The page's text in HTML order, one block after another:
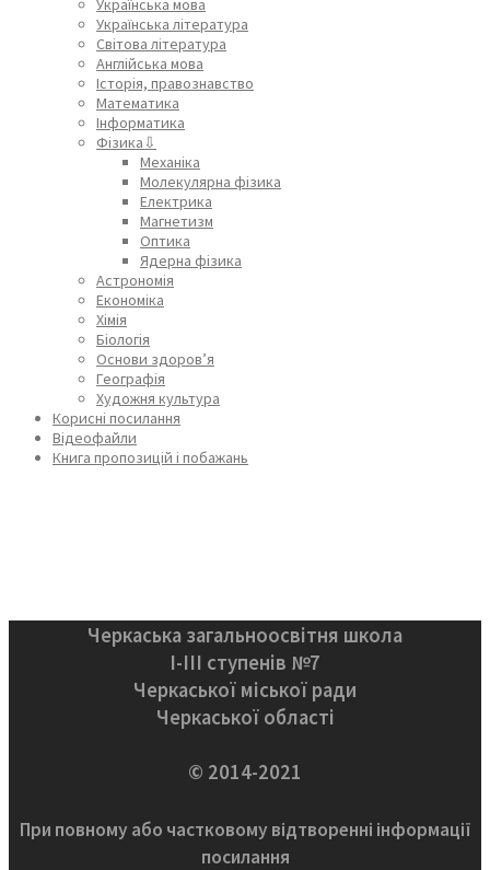
Українська мова
Українська література
Світова література
Англійська мова
Історія, правознавство
Математика
Інформатика
Фізика⇩
Механіка
Молекулярна фізика
Електрика
Магнетизм
Оптика
Ядерна фізика
Астрономія
Економіка
Хімія
Біологія
Основи здоров’я
Географія
Художня культура
Корисні посилання
Відеофайли
Книга пропозицій і побажань
Черкаська загальноосвітня школа
І-ІІІ ступенів №7
Черкаської міської ради
Черкаської області
© 2014-2021
При повному або частковому відтворенні інформації
посилання